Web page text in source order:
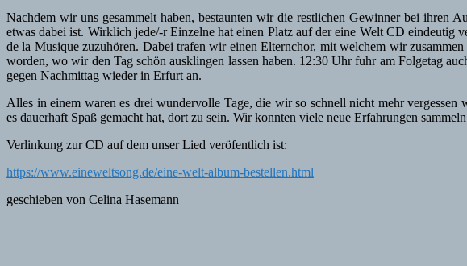
Nachdem wir uns gesammelt haben, bestaunten wir die restlichen Gewinner bei
etwas dabei ist. Wirklich jede/-r Einzelne hat einen Platz auf der eine Welt CD
de la Musique zuzuhören. Dabei trafen wir einen Elternchor, mit welchem wir
worden, wo wir den Tag schön ausklingen lassen haben. 12:30 Uhr fuhr am Folgetag
gegen Nachmittag wieder in Erfurt an.
Alles in einem waren es drei wundervolle Tage, die wir so schnell nicht mehr
es dauerhaft Spaß gemacht hat, dort zu sein. Wir konnten viele neue Erfahrungen
Verlinkung zur CD auf dem unser Lied veröfentlich ist:
https://www.eineweltsong.de/eine-welt-album-bestellen.html
geschieben von Celina Hasemann